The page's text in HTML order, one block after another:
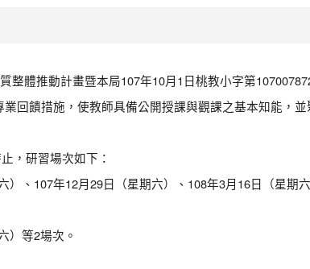
體推動計畫暨本局107年10月1日桃教小字第
回饋措施，使教師具備公開授課與觀課之基本知能，
，研習場次如下：
、107年12月29日（星期六）、108年3月16日（星期
）等2場次。